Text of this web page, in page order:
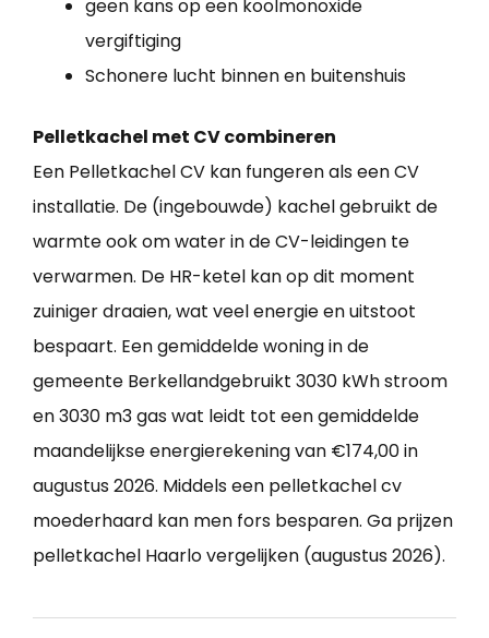
geen kans op een koolmonoxide
vergiftiging
Schonere lucht binnen en buitenshuis
Pelletkachel met CV combineren
Een Pelletkachel CV kan fungeren als een CV
installatie. De (ingebouwde) kachel gebruikt de
warmte ook om water in de CV-leidingen te
verwarmen. De HR-ketel kan op dit moment
zuiniger draaien, wat veel energie en uitstoot
bespaart. Een gemiddelde woning in de
gemeente Berkellandgebruikt 3030 kWh stroom
en 3030 m3 gas wat leidt tot een gemiddelde
maandelijkse energierekening van €174,00 in
augustus 2026. Middels een pelletkachel cv
moederhaard kan men fors besparen. Ga prijzen
pelletkachel Haarlo vergelijken (augustus 2026).